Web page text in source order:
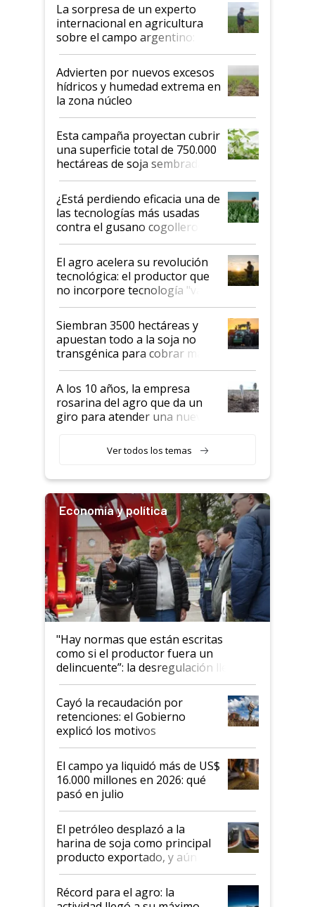
La sorpresa de un experto
internacional en agricultura
sobre el campo argentino:
"Estoy muy impresionado"
Advierten por nuevos excesos
hídricos y humedad extrema en
la zona núcleo
Esta campaña proyectan cubrir
una superficie total de 750.000
hectáreas de soja sembradas
con una nueva generación de
variedades que marcan un
salto tecnológico en genética y
rendimiento
¿Está perdiendo eficacia una de
las tecnologías más usadas
contra el gusano cogollero? El
desafío de una tecnología clave
El agro acelera su revolución
tecnológica: el productor que
no incorpore tecnología "va a
perder el tren"
Siembran 3500 hectáreas y
apuestan todo a la soja no
transgénica para cobrar más
por tonelada: compraron un
semillero
A los 10 años, la empresa
rosarina del agro que da un
giro para atender una nueva
Ver todos los temas
Economía y política
"Hay normas que están escritas
como si el productor fuera un
delincuente”: la desregulación llegó
al Congreso Aapresid y hasta se
habló del financiamiento al IPCVA
Cayó la recaudación por
retenciones: el Gobierno
explicó los motivos
El campo ya liquidó más de US$
16.000 millones en 2026: qué
pasó en julio
El petróleo desplazó a la
harina de soja como principal
producto exportado, y aún así
el agro aportó casi seis de cada
diez dólares y sostuvo el
liderazgo en un semestre
Récord para el agro: la